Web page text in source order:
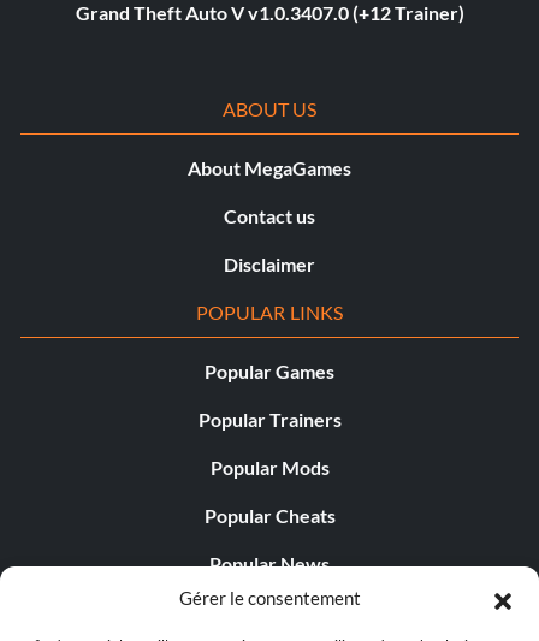
Gérer le consentement
Grand Theft Auto V v1.0.3407.0 (+12 Trainer)
ABOUT US
About MegaGames
Contact us
Disclaimer
POPULAR LINKS
Popular Games
Popular Trainers
Popular Mods
Popular Cheats
Popular News
Popular Editorials